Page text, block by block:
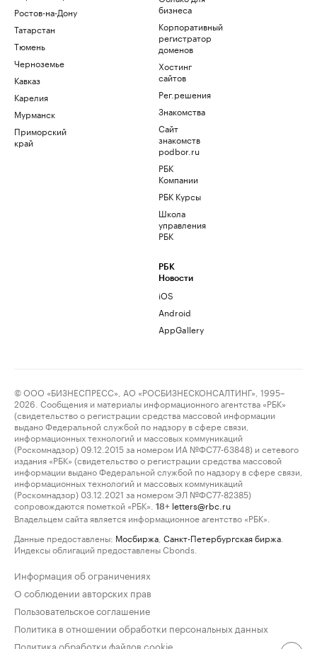
Ростов-на-Дону
Татарстан
Тюмень
Черноземье
Кавказ
Карелия
Мурманск
Приморский
край
бизнеса
Корпоративный
регистратор
доменов
Хостинг
сайтов
Рег.решения
Знакомства
Сайт
знакомств
podbor.ru
РБК
Компании
РБК Курсы
Школа
управления
РБК
РБК
Новости
iOS
Android
AppGallery
© ООО «БИЗНЕСПРЕСС», АО «РОСБИЗНЕСКОНСАЛТИНГ», 1995–
2026. Сообщения и материалы информационного агентства «РБК»
(свидетельство о регистрации средства массовой информации
выдано Федеральной службой по надзору в сфере связи,
информационных технологий и массовых коммуникаций
(Роскомнадзор) 09.12.2015 за номером ИА №ФС77-63848) и сетевого
издания «РБК» (свидетельство о регистрации средства массовой
информации выдано Федеральной службой по надзору в сфере связи,
информационных технологий и массовых коммуникаций
(Роскомнадзор) 03.12.2021 за номером ЭЛ №ФС77-82385)
сопровождаются пометкой «РБК».
18+ letters@rbc.ru
Владельцем сайта является информационное агентство «РБК».
Данные предоставлены: Мосбиржа Санкт-Петербургская биржа
Индексы облигаций предоставлены Cbonds.
Информация об ограничениях
О соблюдении авторских прав
Пользовательское соглашение
Политика в отношении обработки персональных данных
Политика обработки файлов cookie